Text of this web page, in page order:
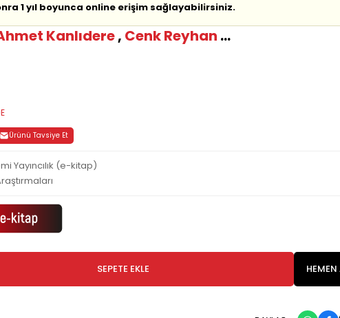
1 yıl boyunca online erişim sağlayabilirsiniz.
Kanlıdere, Cenk Reyhan ...
Ürünü Tavsiye Et
Yayıncılık (e-kitap)
SEPETE EKLE HEMEN